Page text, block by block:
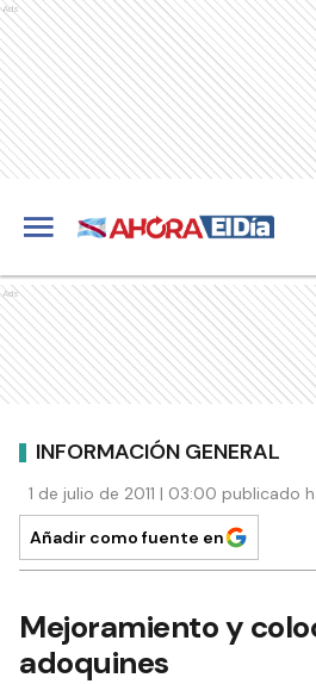
Ads
Ads
INFORMACIÓN GENERAL
1 de julio de 2011 | 03:00 publicado
Añadir como fuente en
Mejoramiento y
adoquines